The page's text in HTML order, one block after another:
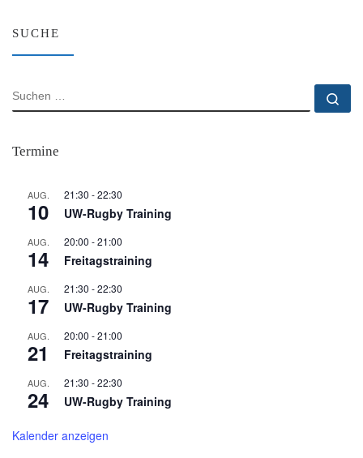
SUCHE
SUCHE
Termine
AUG.
10
21:30 -22:30
UW-Rugby Training
AUG.
14
20:00 -21:00
Freitagstraining
AUG.
17
21:30 -22:30
UW-Rugby Training
AUG.
21
20:00 -21:00
Freitagstraining
AUG.
24
21:30 -22:30
UW-Rugby Training
Kalender anzeigen